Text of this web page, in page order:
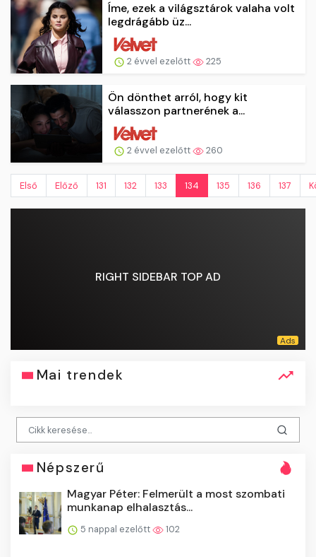
Íme, ezek a világsztárok valaha volt
legdrágább üz...
2 évvel ezelőtt 225
Ön dönthet arról, hogy kit
válasszon partnerének a...
2 évvel ezelőtt 260
Első Előző 131 132 133 134 135 136 137
RIGHT SIDEBAR TOP AD
Mai trendek
Népszerű
Magyar Péter: Felmerült a most szombati
munkanap elhalasztás...
5 nappal ezelőtt 102